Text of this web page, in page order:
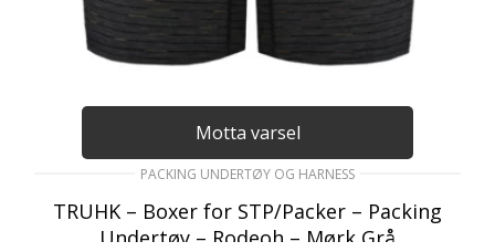
Motta varsel
PACKING UNDERTØY OG HARNESS
TRUHK – Boxer for STP/Packer – Packing
Undertøy – Rodeoh – Mørk Grå